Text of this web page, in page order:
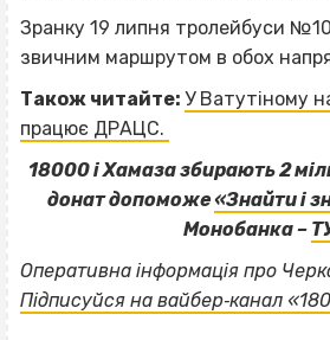
Зранку 19 липня тролейбуси
звичним маршрутом в обох
Також читайте: У Ватутіному
працює ДРАЦС.
18000 і Хамаза збирають 2
донат допоможе«Знайти і
Монобанка –
Оперативна інформація про
Підписуйся на вайбер‐канал